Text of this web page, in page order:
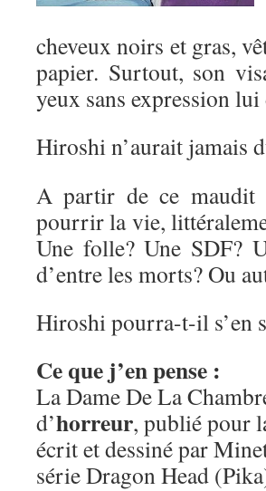
cheveux noirs et gras,
papier. Surtout, son
yeux sans expression
Hiroshi n’aurait jamais
A partir de ce maudit
pourrir la vie,
Une folle? Une SDF?
d’entre les morts? Ou
Hiroshi pourra-t-il s’en
Ce que j’en pense :
La Dame De La
d’horreur, publié pour
écrit et dessiné par
série Dragon Head